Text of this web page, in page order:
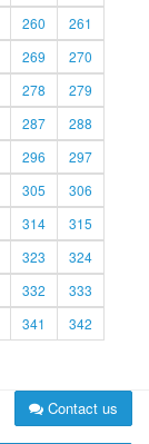
260
261
269
270
278
279
287
288
296
297
305
306
314
315
323
324
332
333
341
342
Contact us